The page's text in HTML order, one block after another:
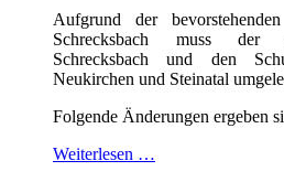
Aufgrund der
Schrecksbach muss der
Schrecksbach und den
Neukirchen und Steinatal
Folgende Änderungen ergeben
Weiterlesen …